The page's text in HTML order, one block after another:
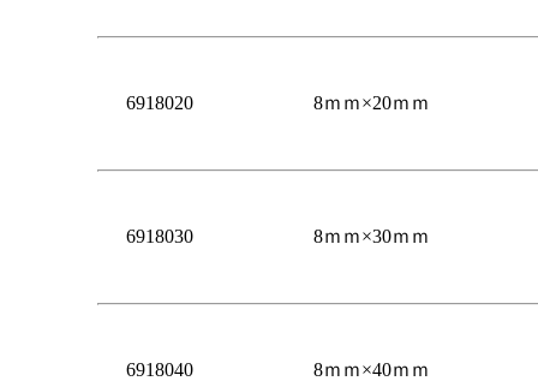
6918020 8ｍｍ×20ｍｍ
6918030 8ｍｍ×30ｍｍ
6918040 8ｍｍ×40ｍｍ